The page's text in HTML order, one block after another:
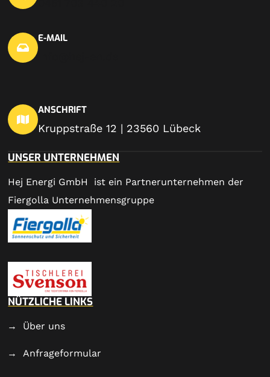
E-MAIL
ANSCHRIFT
Kruppstraße 12 | 23560 Lübeck
UNSER UNTERNEHMEN
Hej Energi GmbH ist ein Partnerunternehmen der
Fiergolla Unternehmensgruppe
NÜTZLICHE LINKS
Über uns
Anfrageformular